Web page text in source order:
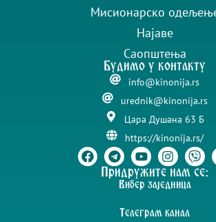
Мисионарско
Најаве
Саопштења
Будимо у контакту
info@kinonija.rs
urednik@kinonija.rs
Цара Душана 63 Б
https://kinonija.rs/
Придружите нам се:
Вибер заједница
Телеграм канал